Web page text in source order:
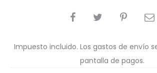
COMPARTIR
Impuesto incluido. Los gastos de envío
pantalla de pagos.